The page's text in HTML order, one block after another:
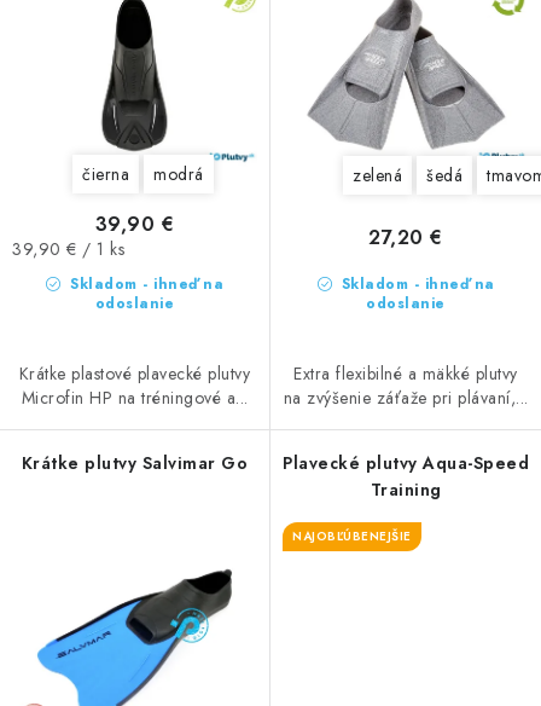
TAŠKY A VAKY
SAUNOVANIE
OTUŽOVANIE
Predajňa Plutvy.sk Doručenie od 1,99€ O nás Kontakt
v
čierna modrá
Skladom - ihneď na
odoslanie
39,90 €
Jednotková
cena:
39,90 € / 1 ks
Krátke plastové plavecké plutvy
Microfin HP na tréningové a...
zelená šedá
Skladom - ihneď na
odoslanie
27,20 €
Extra flexibilné a mäkké plutvy
na zvýšenie záťaže pri plávaní,...
Krátke plutvy Salvimar Go
Plavecké plutvy Aqua-Speed
Training
NAJOBĽÚBENEJŠIE